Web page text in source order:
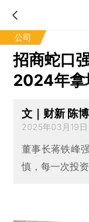
公司
招商蛇口
2024年拿
文｜财新 陈博
2025年03月19日
董事长蒋铁峰
慎，每一次投